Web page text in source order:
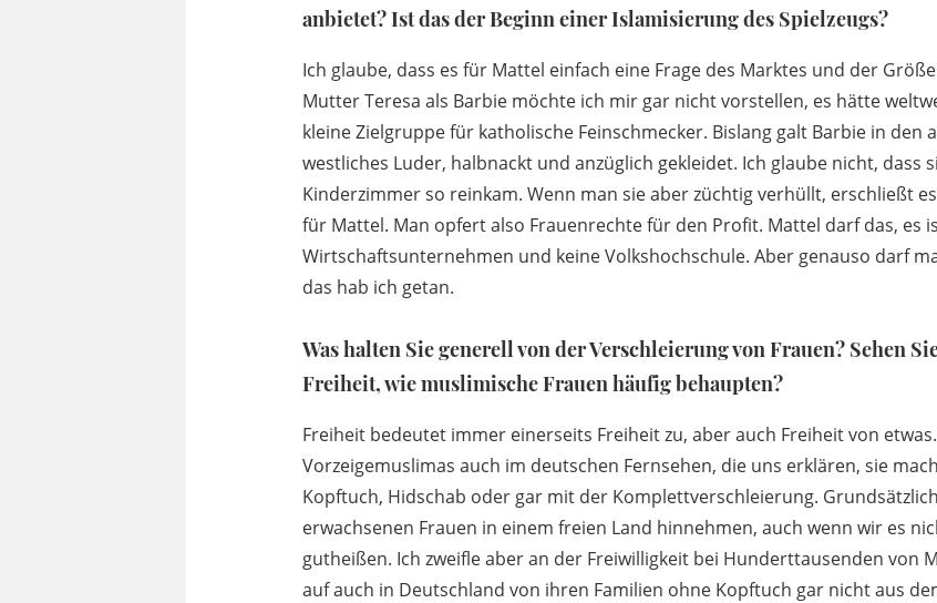
anbietet? Ist das der Beginn einer Islamisierung des Spielzeugs?
Ich glaube, dass es für Mattel einfach eine Frage des Marktes und der
Mutter Teresa als Barbie möchte ich mir gar nicht vorstellen, es hätte
kleine Zielgruppe für katholische Feinschmecker. Bislang galt Barbie in den
westliches Luder, halbnackt und anzüglich gekleidet. Ich glaube nicht, dass
Kinderzimmer so reinkam. Wenn man sie aber züchtig verhüllt, erschließt
für Mattel. Man opfert also Frauenrechte für den Profit. Mattel darf das, es
Wirtschaftsunternehmen und keine Volkshochschule. Aber genauso darf
das hab ich getan.
Was halten Sie generell von der Verschleierung von Frauen? Sehen
Freiheit, wie muslimische Frauen häufig behaupten?
Freiheit bedeutet immer einerseits Freiheit zu, aber auch Freiheit von
Vorzeigemuslimas auch im deutschen Fernsehen, die uns erklären, sie
Kopftuch, Hidschab oder gar mit der Komplettverschleierung.
erwachsenen Frauen in einem freien Land hinnehmen, auch wenn wir es
gutheißen. Ich zweifle aber an der Freiwilligkeit bei Hunderttausenden von
auf auch in Deutschland von ihren Familien ohne Kopftuch gar nicht aus